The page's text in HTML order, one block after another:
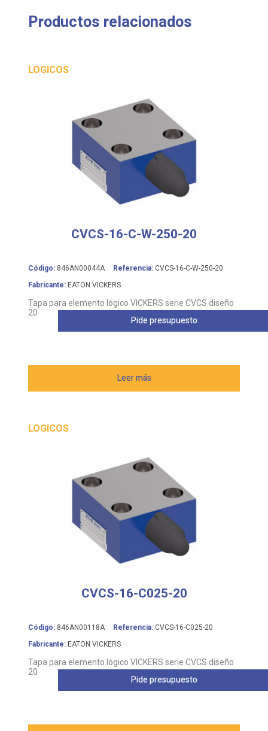
Productos relacionados
LOGICOS
CVCS-16-C-W-250-20
Código: 846AN00044A Referencia: CVCS-16-C-W-250-20
Fabricante: EATON VICKERS
Tapa para elemento lógico VICKERS serie CVCS diseño
20
Leer más
Pide presupuesto
LOGICOS
CVCS-16-C025-20
Código: 846AN00118A Referencia: CVCS-16-C025-20
Fabricante: EATON VICKERS
Tapa para elemento lógico VICKERS serie CVCS diseño
20
Pide presupuesto